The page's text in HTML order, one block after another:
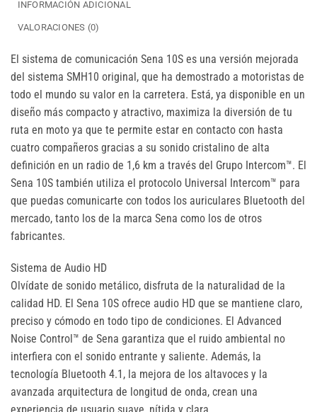
INFORMACIÓN ADICIONAL
VALORACIONES (0)
El sistema de comunicación Sena 10S es una versión mejorada
del sistema SMH10 original, que ha demostrado a motoristas de
todo el mundo su valor en la carretera. Está, ya disponible en un
diseño más compacto y atractivo, maximiza la diversión de tu
ruta en moto ya que te permite estar en contacto con hasta
cuatro compañeros gracias a su sonido cristalino de alta
definición en un radio de 1,6 km a través del Grupo Intercom™. El
Sena 10S también utiliza el protocolo Universal Intercom™ para
que puedas comunicarte con todos los auriculares Bluetooth del
mercado, tanto los de la marca Sena como los de otros
fabricantes.
Sistema de Audio HD
Olvídate de sonido metálico, disfruta de la naturalidad de la
calidad HD. El Sena 10S ofrece audio HD que se mantiene claro,
preciso y cómodo en todo tipo de condiciones. El Advanced
Noise Control™ de Sena garantiza que el ruido ambiental no
interfiera con el sonido entrante y saliente. Además, la
tecnología Bluetooth 4.1, la mejora de los altavoces y la
avanzada arquitectura de longitud de onda, crean una